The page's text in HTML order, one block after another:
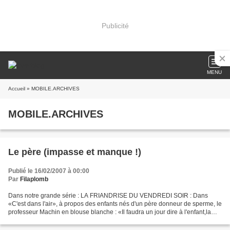
Publicité
MENU
Accueil » MOBILE.ARCHIVES
MOBILE.ARCHIVES
Le père (impasse et manque !)
Publié le 16/02/2007 à 00:00
Par Filaplomb
Dans notre grande série : LA FRIANDRISE DU VENDREDI SOIR : Dans
«C'est dans l'air», à propos des enfants nés d'un père donneur de sperme, le
professeur Machin en blouse blanche : «Il faudra un jour dire à l'enfant,la